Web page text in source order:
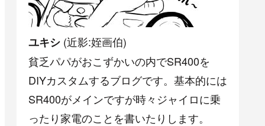
ユキシ (近影:姪画伯)
貧乏パパがおこずかいの内でSR400を
DIYカスタムするブログです。基本的には
SR400がメインですが時々ジャイロに乗
ったり家電のことを書いたりします。